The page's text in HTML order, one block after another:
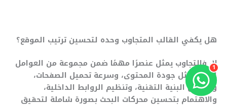
هل يكفي القالب المتجاوب وحده لتحسين ترتيب الموقع؟
لا، فالتجاوب يمثل عنصرًا مهمًا ضمن مجموعة من العوامل
الأخرى مثل جودة المحتوى، وسرعة تحميل الصفحات،
وتحسين البنية التقنية، وتنظيم الروابط الداخلية،
والاهتمام بتحسين محركات البحث بصورة شاملة لتحقيق
1